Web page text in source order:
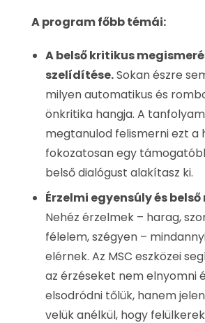
A program főbb témái:
A belső kritikus
szelídítése.Sokan észre
milyen automatikus és
önkritika hangja. A
megtanulod felismerni ezt a
fokozatosan egy
belső dialógust alakítasz ki.
Érzelmi egyensúly és
Nehéz érzelmek – harag,
félelem, szégyen –
elérnek. Az MSC eszközei
az érzéseket nem elnyomni
elsodródni tőlük, hanem
velük anélkül, hogy